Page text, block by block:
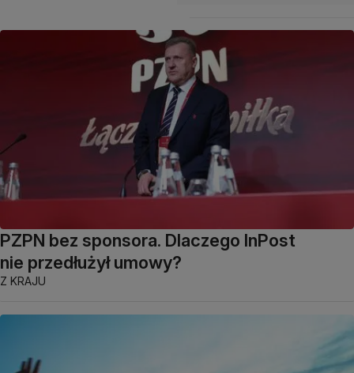
PZPN bez sponsora. Dlaczego InPost
nie przedłużył umowy?
Z KRAJU